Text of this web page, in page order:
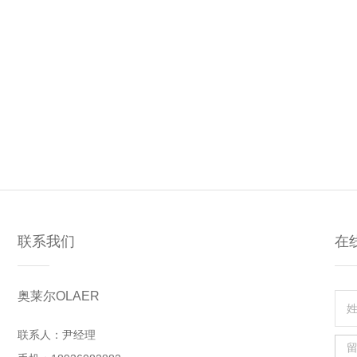
联系我们
奥莱尔OLAER
联系人：尹经理
在